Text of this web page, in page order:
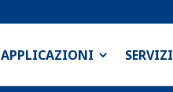
APPLICAZIONI SERVIZI